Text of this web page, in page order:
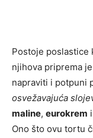
Postoje poslastice
njihova priprema
napraviti i potpuni
osvežavajuća
maline, eurokrem i
Ono što ovu tortu